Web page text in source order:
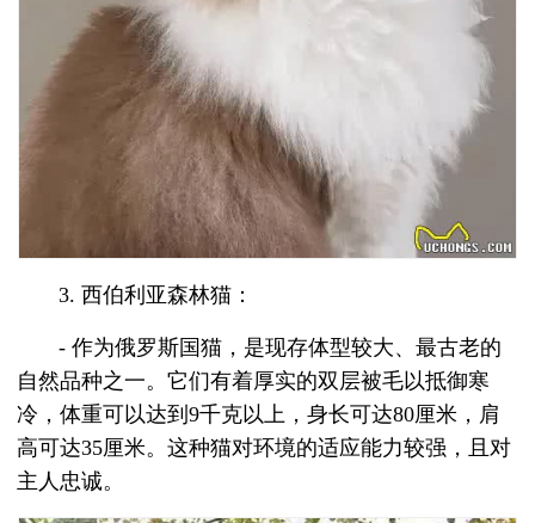
3. 西伯利亚森林猫：
- 作为俄罗斯国猫，是现存体型较大、最古老的
自然品种之一。它们有着厚实的双层被毛以抵御寒
冷，体重可以达到9千克以上，身长可达80厘米，肩
高可达35厘米。这种猫对环境的适应能力较强，且对
主人忠诚。